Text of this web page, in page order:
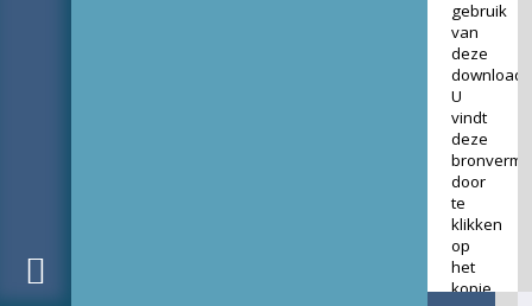
gebruik
van
deze
download.
U
vindt
deze
door
te
klikken
op
het
kopje